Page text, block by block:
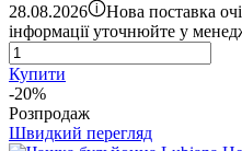
28.08.2026 i Нова поставка
інформації уточнюйте у
Купити
-20%
Розпродаж
Швидкий перегляд